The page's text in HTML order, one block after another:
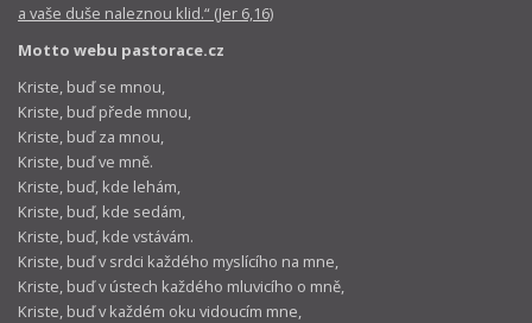
a vaše duše naleznou klid.“ (Jer 6,16)
Motto webu pastorace.cz
Kriste, buď se mnou,
Kriste, buď přede mnou,
Kriste, buď za mnou,
Kriste, buď ve mně.
Kriste, buď, kde lehám,
Kriste, buď, kde sedám,
Kriste, buď, kde vstávám.
Kriste, buď v srdci každého myslícího na mne,
Kriste, buď v ústech každého mluvicího o mně,
Kriste, buď v každém oku vidoucím mne,